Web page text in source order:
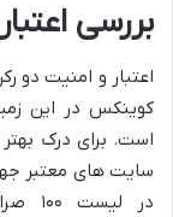
بررسی
اعتبار و امنیت دو
کوینکس در این
است. برای درک
سایت های معتبر
در